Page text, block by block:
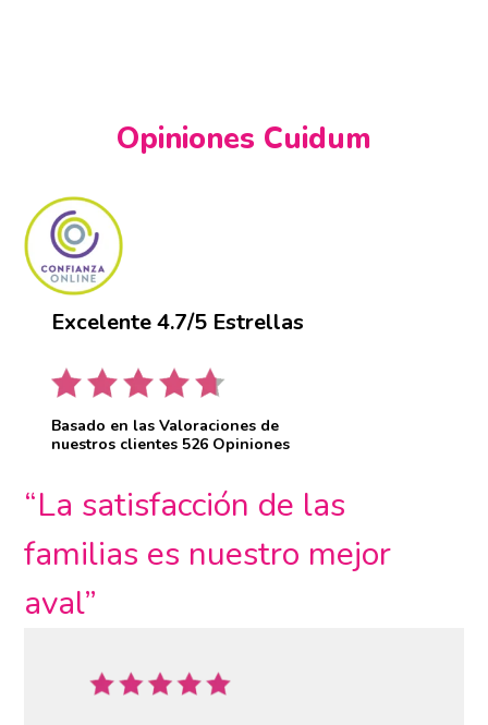
Opiniones Cuidum
Excelente 4.7/5 Estrellas
Basado en las Valoraciones de
nuestros clientes 526 Opiniones
“La satisfacción de las
familias es nuestro mejor
aval”